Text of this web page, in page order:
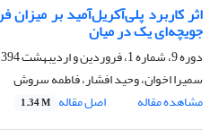
اثر کاربرد پلی‌آکریل‌آمید بر
جویچه‌ای یک در میان
دوره 9، شماره 1، فروردین و اردیبهشت 1394، صفحه
سمیرا اخوان، وحید افشار، فاطمه سروش
مشاهده مقاله
اصل مقاله 1.34 M